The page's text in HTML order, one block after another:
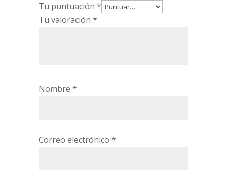
Tu puntuación *
Tu valoración *
Nombre *
Correo electrónico *